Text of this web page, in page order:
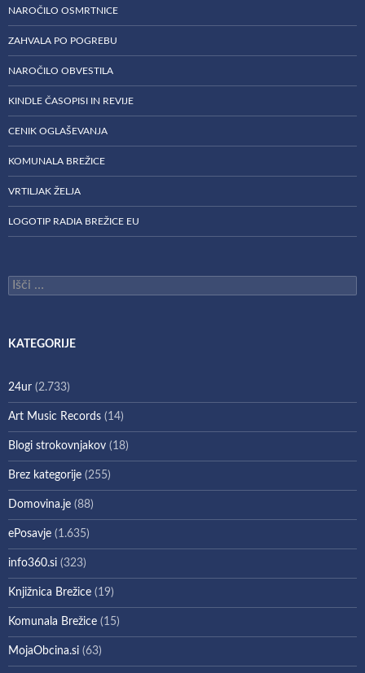
NAROČILO OSMRTNICE
ZAHVALA PO POGREBU
NAROČILO OBVESTILA
KINDLE ČASOPISI IN REVIJE
CENIK OGLAŠEVANJA
KOMUNALA BREŽICE
VRTILJAK ŽELJA
LOGOTIP RADIA BREŽICE EU
Išči:
KATEGORIJE
24ur (2.733)
Art Music Records (14)
Blogi strokovnjakov (18)
Brez kategorije (255)
Domovina.je (88)
ePosavje (1.635)
info360.si (323)
Knjižnica Brežice (19)
Komunala Brežice (15)
MojaObcina.si (63)